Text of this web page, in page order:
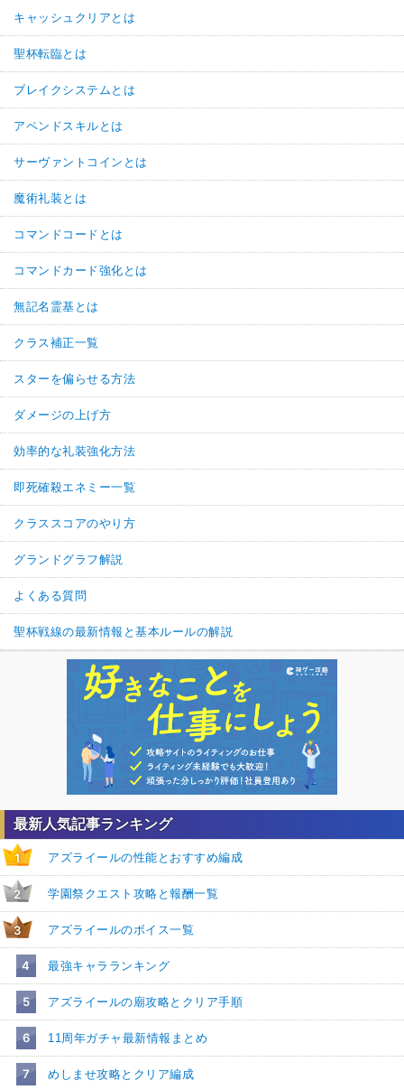
最新人気記事ランキング
1 アズライールの性能とおすすめ編成
2 学園祭クエスト攻略と報酬一覧
3 アズライールのボイス一覧
4 最強キャラランキング
5 アズライールの廟攻略とクリア手順
6 11周年ガチャ最新情報まとめ
7 めしませ攻略とクリア編成
キャッシュクリアとは
聖杯転臨とは
ブレイクシステムとは
アペンドスキルとは
サーヴァントコインとは
魔術礼装とは
コマンドコードとは
コマンドカード強化とは
無記名霊基とは
クラス補正一覧
スターを偏らせる方法
ダメージの上げ方
効率的な礼装強化方法
即死確殺エネミー一覧
クラススコアのやり方
グランドグラフ解説
よくある質問
聖杯戦線の最新情報と基本ルールの解説